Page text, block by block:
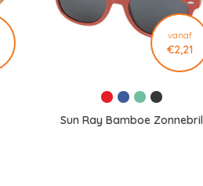
vanaf
€2,21
Sun Ray Bamboe Zonnebril